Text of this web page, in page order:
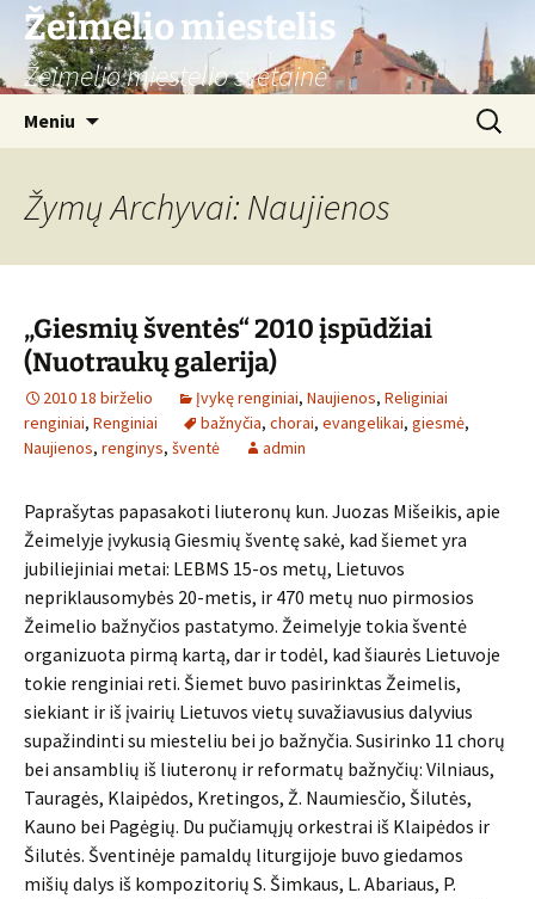
Žeimelio miestelis
Žeimelio miestelio svetainė
Meniu Ieškoti:
Žymų Archyvai: Naujienos
„Giesmių šventės“ 2010 įspūdžiai
(Nuotraukų galerija)
2010 18 birželio Įvykę renginiai, Naujienos, Religiniai
renginiai, Renginiai bažnyčia, chorai, evangelikai, giesmė,
Naujienos, renginys, šventė admin
Paprašytas papasakoti liuteronų kun. Juozas Mišeikis, apie
Žeimelyje įvykusią Giesmių šventę sakė, kad šiemet yra
jubiliejiniai metai: LEBMS 15-os metų, Lietuvos
nepriklausomybės 20-metis, ir 470 metų nuo pirmosios
Žeimelio bažnyčios pastatymo. Žeimelyje tokia šventė
organizuota pirmą kartą, dar ir todėl, kad šiaurės Lietuvoje
tokie renginiai reti. Šiemet buvo pasirinktas Žeimelis,
siekiant ir iš įvairių Lietuvos vietų suvažiavusius dalyvius
supažindinti su miesteliu bei jo bažnyčia. Susirinko 11 chorų
bei ansamblių iš liuteronų ir reformatų bažnyčių: Vilniaus,
Tauragės, Klaipėdos, Kretingos, Ž. Naumiesčio, Šilutės,
Kauno bei Pagėgių. Du pučiamųjų orkestrai iš Klaipėdos ir
Šilutės. Šventinėje pamaldų liturgijoje buvo giedamos
mišių dalys iš kompozitorių S. Šimkaus, L. Abariaus, P.